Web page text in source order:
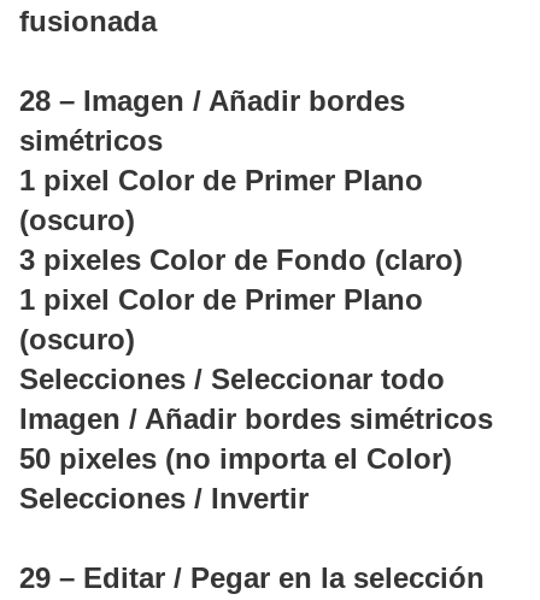
fusionada
28 – Imagen / Añadir bordes
simétricos
1 pixel Color de Primer Plano
(oscuro)
3 pixeles Color de Fondo (claro)
1 pixel Color de Primer Plano
(oscuro)
Selecciones / Seleccionar todo
Imagen / Añadir bordes simétricos
50 pixeles (no importa el Color)
Selecciones / Invertir
29 – Editar / Pegar en la selección